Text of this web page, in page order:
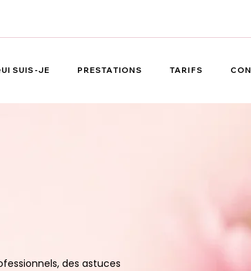
SUIS-JE PRESTATIONS TARIFS
des astuces